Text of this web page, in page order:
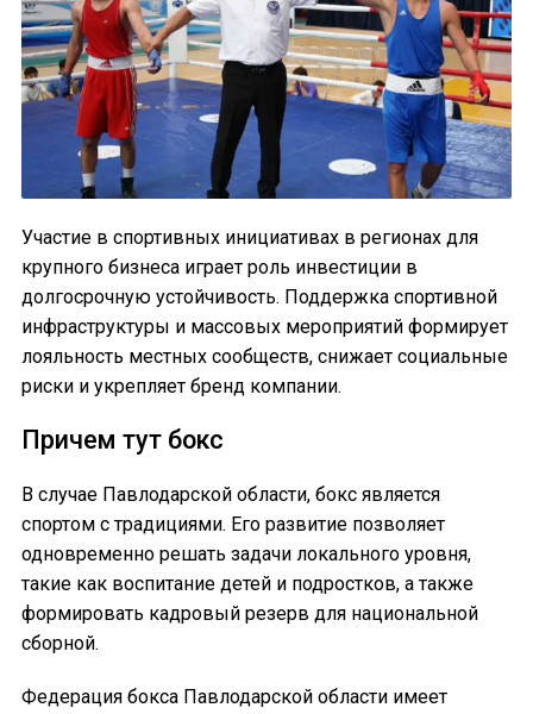
Участие в спортивных инициативах в регионах для
крупного бизнеса играет роль инвестиции в
долгосрочную устойчивость. Поддержка спортивной
инфраструктуры и массовых мероприятий формирует
лояльность местных сообществ, снижает социальные
риски и укрепляет бренд компании.
Причем тут бокс
В случае Павлодарской области, бокс является
спортом с традициями. Его развитие позволяет
одновременно решать задачи локального уровня,
такие как воспитание детей и подростков, а также
формировать кадровый резерв для национальной
сборной.
Федерация бокса Павлодарской области имеет